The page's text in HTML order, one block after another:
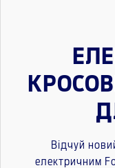
Відчуй
електричним